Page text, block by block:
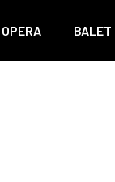
OPERA BALET